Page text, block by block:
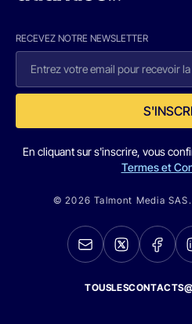
RECEVEZ NOTRE NEWSLETTER
En cliquant sur s'inscrire, vous
Termes et
© 2026 Talmont Media